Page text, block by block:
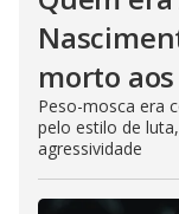
morto
Peso-mosca era
pelo estilo de
agressividade